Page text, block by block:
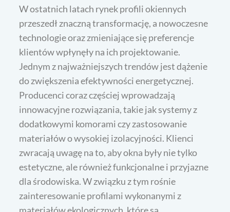
W ostatnich latach rynek profili okiennych
przeszedł znaczną transformację, a nowoczesne
technologie oraz zmieniające się preferencje
klientów wpłynęły na ich projektowanie.
Jednym z najważniejszych trendów jest dążenie
do zwiększenia efektywności energetycznej.
Producenci coraz częściej wprowadzają
innowacyjne rozwiązania, takie jak systemy z
dodatkowymi komorami czy zastosowanie
materiałów o wysokiej izolacyjności. Klienci
zwracają uwagę na to, aby okna były nie tylko
estetyczne, ale również funkcjonalne i przyjazne
dla środowiska. W związku z tym rośnie
zainteresowanie profilami wykonanymi z